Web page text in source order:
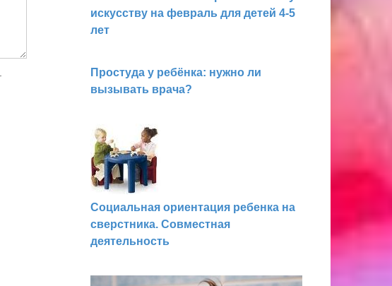
искусству на февраль для детей 4-5
лет
Простуда у ребёнка: нужно ли
вызывать врача?
Социальная ориентация ребенка на
сверстника. Совместная
деятельность